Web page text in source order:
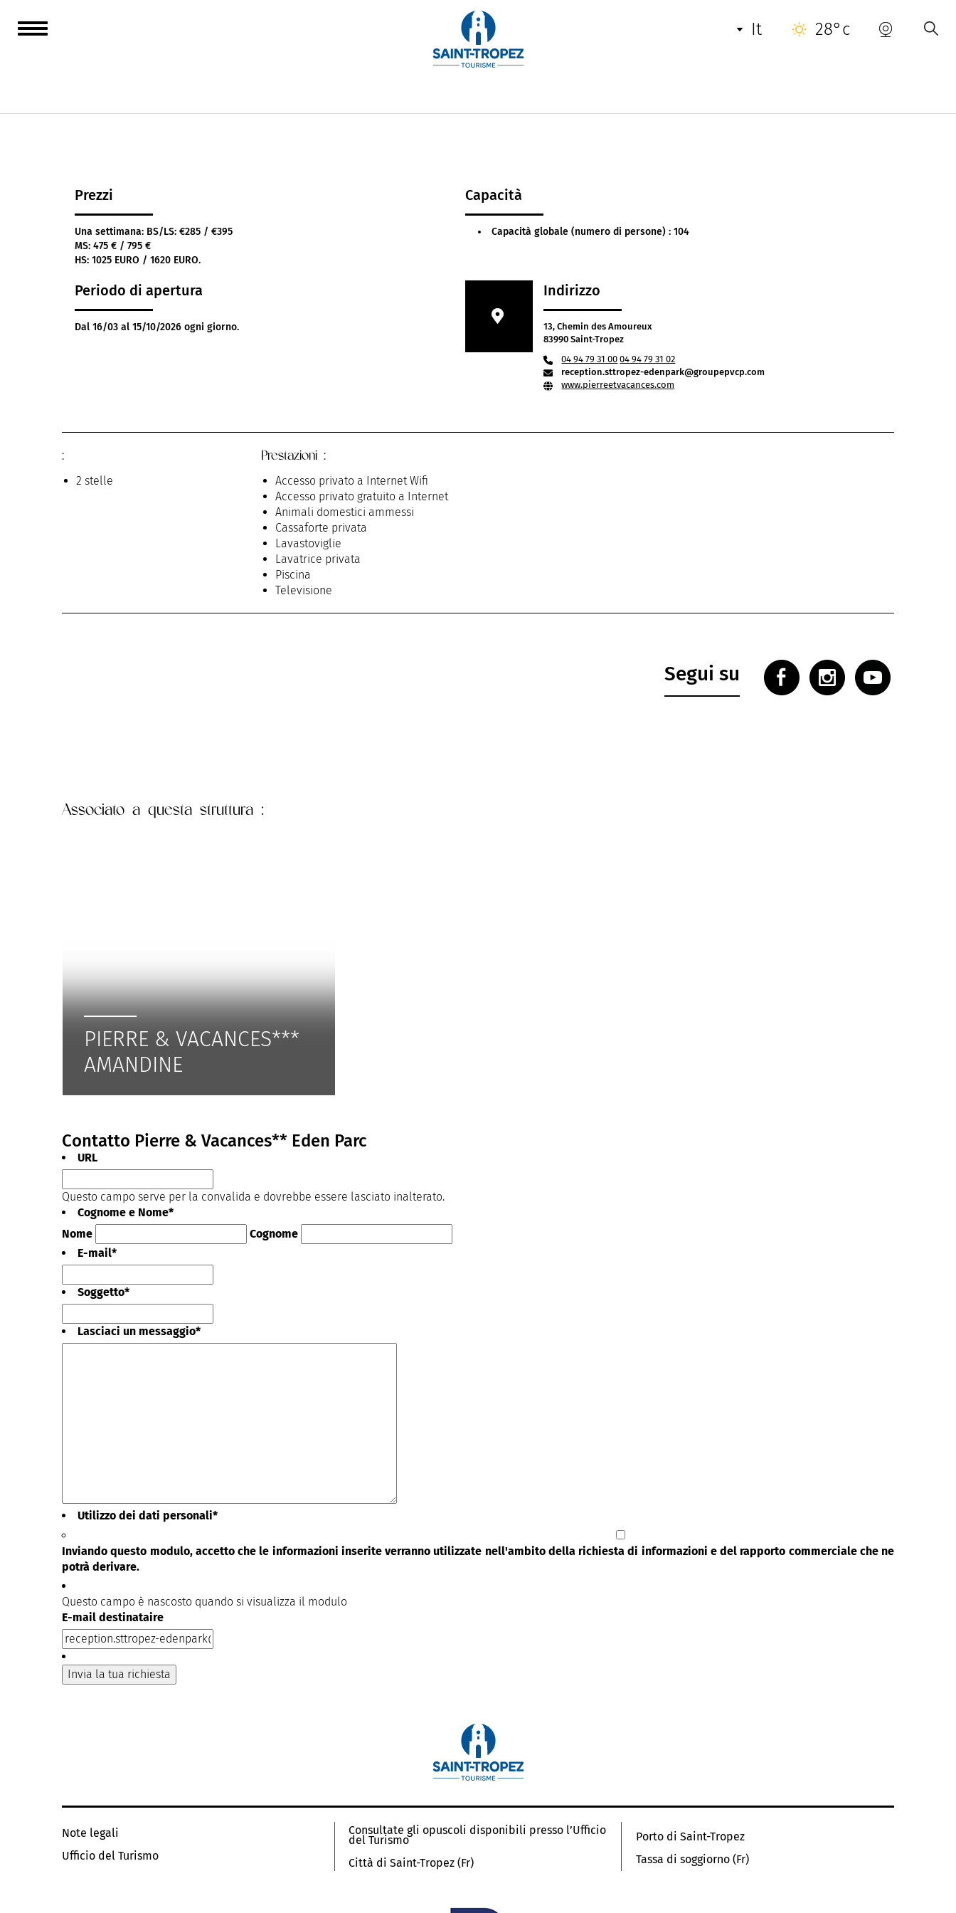
it 28°c
Immerso in un magnifico giardino verde pedonale, il residence Eden Parc, con la sua bella piscina e la
piscina per bambini, si trova a solo 1 km dal porto, dai negozi e dal centro di Saint-Tropez.
Prezzi
Una settimana: BS/LS: €285 / €395
MS: 475 € / 795 €
HS: 1025 EURO / 1620 EURO.
Capacità
Capacità globale (numero di persone) : 104
Periodo di apertura
Dal 16/03 al 15/10/2026 ogni giorno.
Indirizzo
13, Chemin des Amoureux
83990 Saint-Tropez
04 94 79 31 00 04 94 79 31 02
reception.sttropez-edenpark@groupepvcp.com
www.pierreetvacances.com
:
2 stelle
Prestazioni :
Accesso privato a Internet Wifi
Accesso privato gratuito a Internet
Animali domestici ammessi
Cassaforte privata
Lavastoviglie
Lavatrice privata
Piscina
Televisione
Segui su
Associato a questa struttura :
PIERRE & VACANCES***
AMANDINE
Contatto Pierre & Vacances** Eden Parc
URL
Questo campo serve per la convalida e dovrebbe essere lasciato inalterato.
Cognome e Nome*
Nome
Cognome
E-mail*
Soggetto*
Lasciaci un messaggio*
Utilizzo dei dati personali*
Inviando questo modulo, accetto che le informazioni inserite verranno utilizzate nell'ambito della richiesta di informazioni e del rapporto commerciale che ne
potrà derivare.
Questo campo è nascosto quando si visualizza il modulo
E-mail destinataire
Note legali
Ufficio del Turismo
Consultate gli opuscoli disponibili presso l’Ufficio
del Turismo
Città di Saint-Tropez (Fr)
Porto di Saint-Tropez
Tassa di soggiorno (Fr)